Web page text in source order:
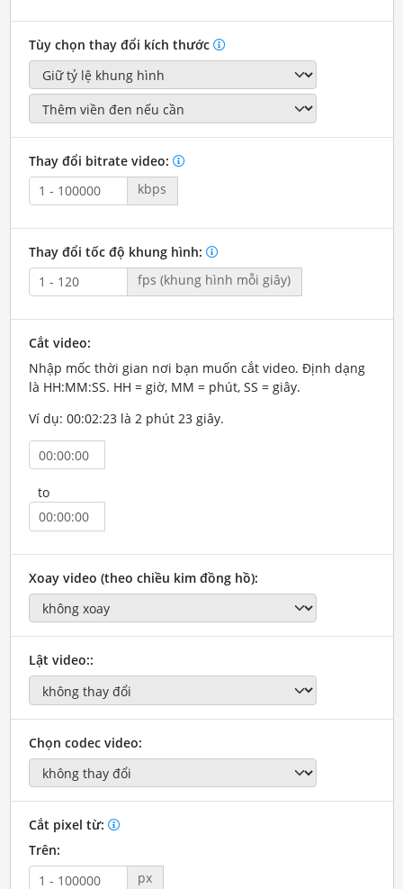
Tùy chọn thay đổi kích thước
Thay đổi bitrate video:
kbps
Thay đổi tốc độ khung hình:
fps (khung hình mỗi giây)
Cắt video:
Nhập mốc thời gian nơi bạn muốn cắt video. Định dạng
là HH:MM:SS. HH = giờ, MM = phút, SS = giây.
Ví dụ: 00:02:23 là 2 phút 23 giây.
to
Xoay video (theo chiều kim đồng hồ):
Lật video::
Chọn codec video:
Cắt pixel từ:
Trên:
px